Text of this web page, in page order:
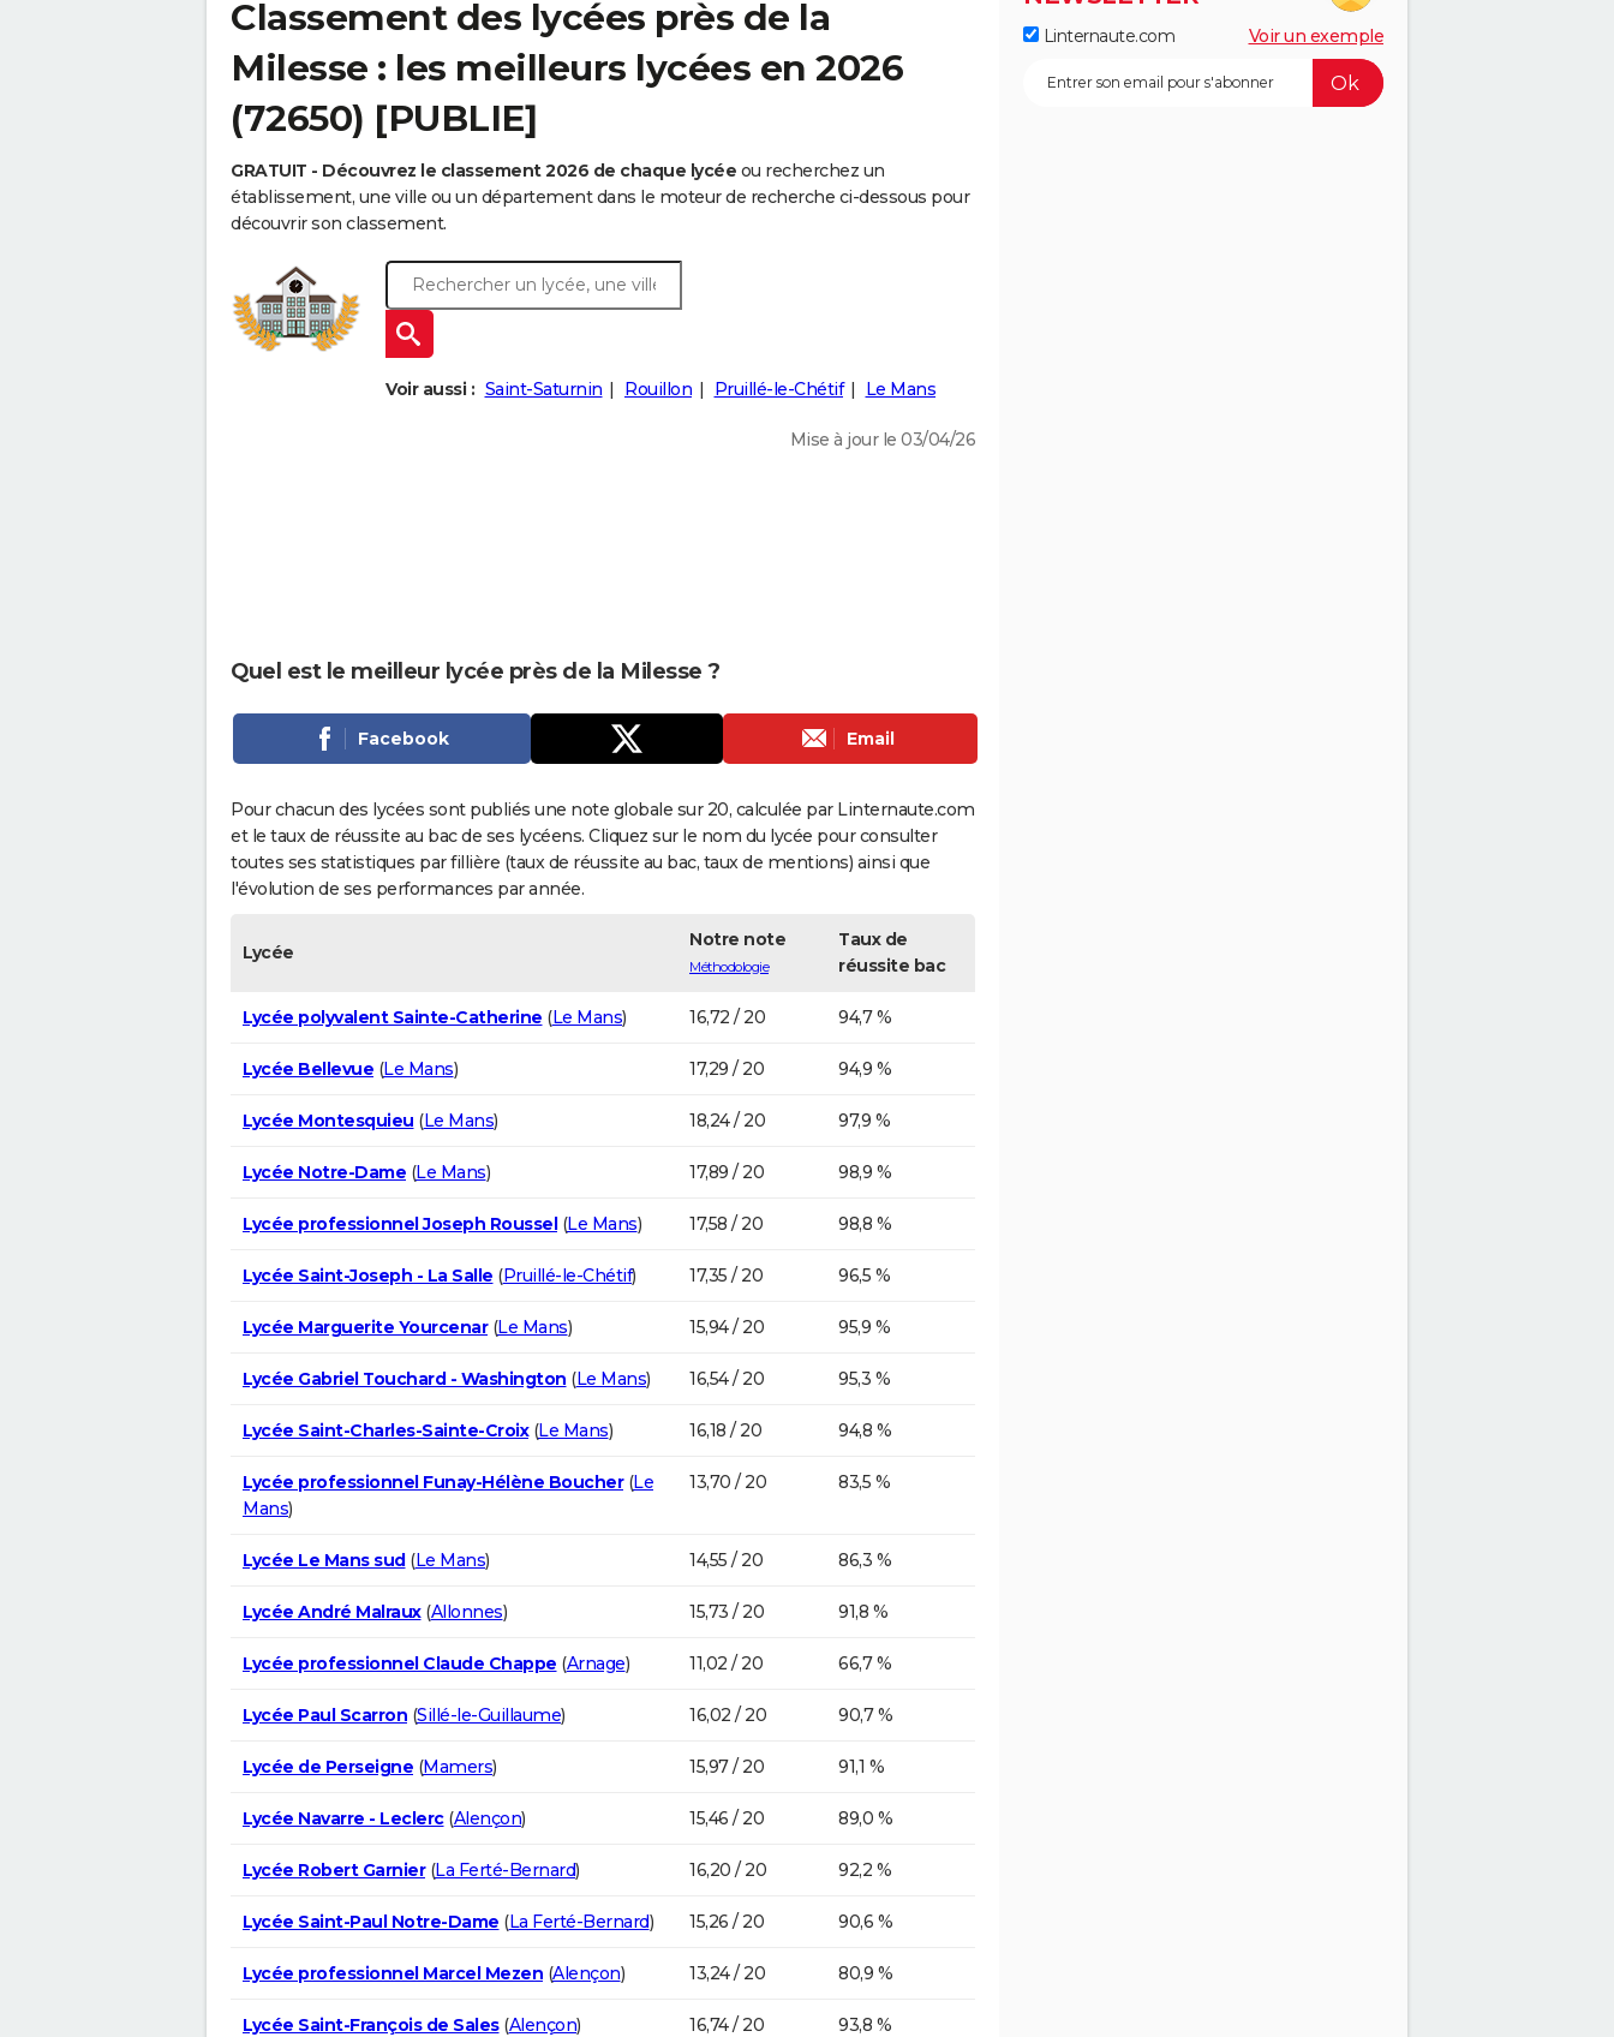
Classement des lycées près de la
Milesse : les meilleurs lycées en 2026
(72650) [PUBLIE]
GRATUIT - Découvrez le classement 2026 de chaque lycée ou recherchez un
établissement, une ville ou un département dans le moteur de recherche ci-dessous pour
découvrir son classement.
Voir aussi : Saint-Saturnin Rouillon Pruillé-le-Chétif Le Mans
Mise à jour le 03/04/26
Quel est le meilleur lycée près de la Milesse ?
Facebook Email
Pour chacun des lycées sont publiés une note globale sur 20, calculée par Linternaute.com
et le taux de réussite au bac de ses lycéens. Cliquez sur le nom du lycée pour consulter
toutes ses statistiques par fillière (taux de réussite au bac, taux de mentions) ainsi que
l'évolution de ses performances par année.
Lycée
Notre note
Méthodologie
Taux de
réussite bac
Lycée polyvalent Sainte-Catherine (Le Mans) 16,72 / 20 94,7 %
Lycée Bellevue (Le Mans) 17,29 / 20 94,9 %
Lycée Montesquieu (Le Mans) 18,24 / 20 97,9 %
Lycée Notre-Dame (Le Mans) 17,89 / 20 98,9 %
Lycée professionnel Joseph Roussel(Le Mans) 17,58 / 20 98,8 %
Lycée Saint-Joseph - La Salle (Pruillé-le-Chétif) 17,35 / 20 96,5 %
Lycée Marguerite Yourcenar(Le Mans) 15,94 / 20 95,9 %
Lycée Gabriel Touchard - Washington (Le Mans) 16,54 / 20 95,3 %
Lycée Saint-Charles-Sainte-Croix(Le Mans) 16,18 / 20 94,8 %
Lycée professionnel Funay-Hélène Boucher(Le
Mans)
13,70 / 20 83,5 %
Lycée Le Mans sud(Le Mans) 14,55 / 20 86,3 %
Lycée André Malraux(Allonnes) 15,73 / 20 91,8 %
Lycée professionnel Claude Chappe (Arnage) 11,02 / 20 66,7 %
Lycée Paul Scarron (Sillé-le-Guillaume) 16,02 / 20 90,7 %
Lycée de Perseigne (Mamers) 15,97 / 20 91,1 %
Lycée Navarre - Leclerc(Alençon) 15,46 / 20 89,0 %
Lycée Robert Garnier(La Ferté-Bernard) 16,20 / 20 92,2 %
Lycée Saint-Paul Notre-Dame (La Ferté-Bernard) 15,26 / 20 90,6 %
Lycée professionnel Marcel Mezen (Alençon) 13,24 / 20 80,9 %
Lycée Saint-François de Sales(Alençon) 16,74 / 20 93,8 %
Linternaute.com Voir un exemple